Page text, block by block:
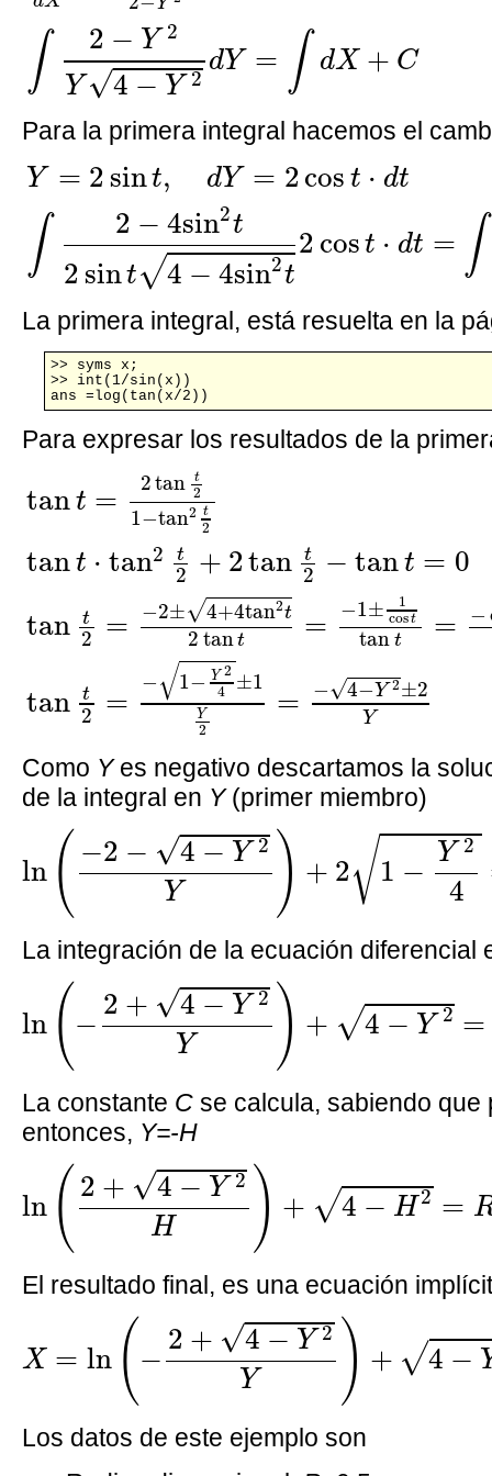
∫ 2 − Y 2
Y √4 − Y 2
dY = ∫ dX + C
Para la primera integral hacemos el
Y = 2 sint, dY = 2 cos t ⋅ dt
∫ 2 − 4sin2t
2 sint√4 − 4sin2t
2 cos t ⋅ dt = ∫
Y= sin , 2cos t· − sin
La primera integral, está resuelta en la
>> syms x;
>> int(1/sin(x))
ans =log(tan(x/2))
Para expresar los resultados de la
tan t =
2tan t
2
1−tan2 t
2
tan t ⋅ tan2 t
2 + 2tan t
2 − tan t = 0
tan
t
2 = −2±√4+4tan2t
2 tant = −1±
1
cost
tan t = −
tan t
2 =
−√1− Y 2
4
±1
Y
2
= −√4−Y 2±2
Y
tant21 −
Como Yes negativo descartamos la
de la integral en Y(primer miembro)
ln ( −2 − √4 − Y 2
Y ) + 2√1 −
Y 2
4
−2 Y)+21− Y −2−4−Y
La integración de la ecuación diferencial
ln ( −
2 + √4 − Y 2
Y ) + √4 − Y 2 =
−2 Y)+4−Y2
La constante C se calcula, sabiendo
entonces, Y=-H
ln ( 2 + √4 − Y 2
H ) + √4 − H 2 =
2+ 2H)+4−H
El resultado final, es una ecuación
X = ln ( −
2 + √4 − Y 2
Y ) + √4 −
+ )+4−Y2−ln
Los datos de este ejemplo son